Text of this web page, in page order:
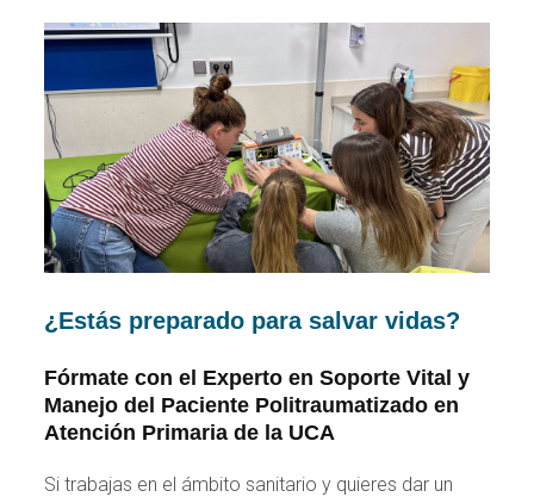
¿Estás preparado para salvar vidas?
Fórmate con el Experto en Soporte Vital y
Manejo del Paciente Politraumatizado en
Atención Primaria de la UCA
Si trabajas en el ámbito sanitario y quieres dar un